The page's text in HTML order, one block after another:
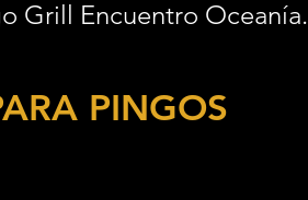
Grill Encuentro Oceanía.
PINGOS